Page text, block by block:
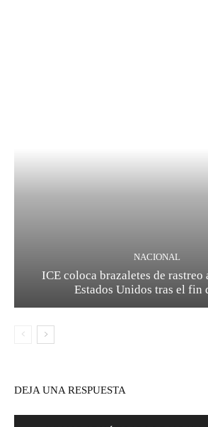
NACIONAL
ICE coloca brazaletes de rastreo
Estados Unidos tras el fin
DEJA UNA RESPUESTA